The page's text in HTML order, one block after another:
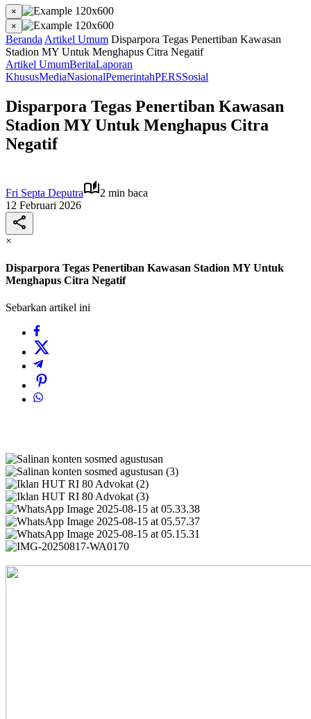
×
×
Beranda Artikel Umum Disparpora Tegas Penertiban Kawasan
Stadion MY Untuk Menghapus Citra Negatif
Artikel UmumBeritaLaporan
KhususMediaNasionalPemerintahPERSSosial
Disparpora Tegas Penertiban Kawasan
Stadion MY Untuk Menghapus Citra
Negatif
Fri Septa Deputra
2 min baca
12 Februari 2026
×
Disparpora Tegas Penertiban Kawasan Stadion MY Untuk
Menghapus Citra Negatif
Sebarkan artikel ini